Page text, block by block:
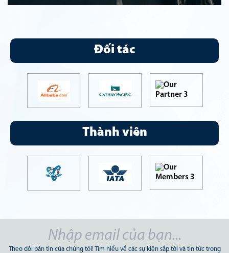
Đối tác
Thành viên
Theo dõi bản tin của chúng tôi! Tìm hiểu về các sự kiện sắp tới và tin tức trong